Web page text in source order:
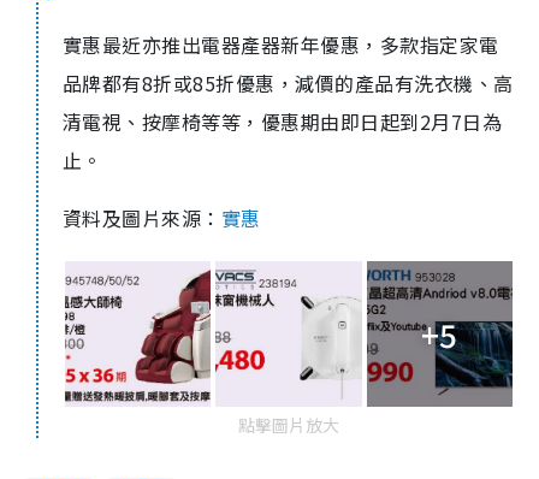
實惠最近亦推出電器產器新年優惠，多款指定家電
品牌都有8折或85折優惠，減價的產品有洗衣機、高
清電視、按摩椅等等，優惠期由即日起到2月7日為
止。
資料及圖片來源： 實惠
+5
點擊圖片放大